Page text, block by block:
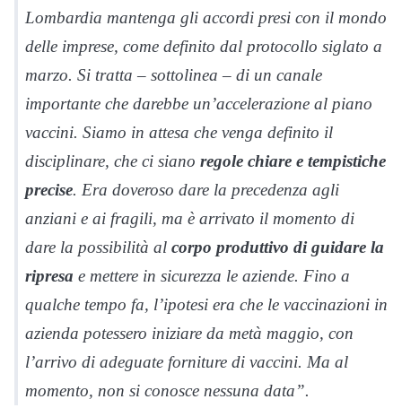
Lombardia mantenga gli accordi presi con il mondo
delle imprese, come definito dal protocollo siglato a
marzo. Si tratta – sottolinea – di un canale
importante che darebbe un’accelerazione al piano
vaccini. Siamo in attesa che venga definito il
disciplinare, che ci siano regole chiare e tempistiche
precise. Era doveroso dare la precedenza agli
anziani e ai fragili, ma è arrivato il momento di
dare la possibilità al corpo produttivo di guidare la
ripresa e mettere in sicurezza le aziende. Fino a
qualche tempo fa, l’ipotesi era che le vaccinazioni in
azienda potessero iniziare da metà maggio, con
l’arrivo di adeguate forniture di vaccini. Ma al
momento, non si conosce nessuna data”.